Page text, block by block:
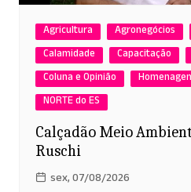
Agricultura Agronegócios
Calamidade
Capacitação
Coluna e Opinião
NORTE do ES
Calçadão Meio
Ruschi
sex, 07/08/2026